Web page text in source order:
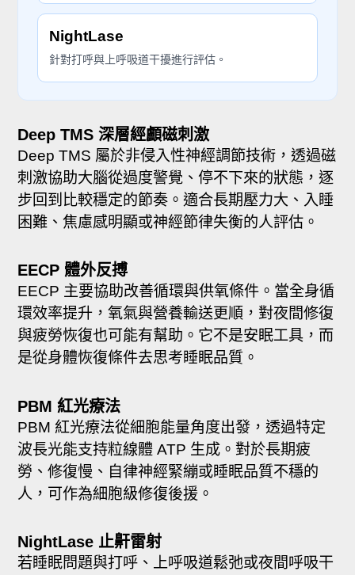
NightLase
針對打呼與上呼吸道干擾進行評估。
Deep TMS 深層經顱磁刺激
Deep TMS 屬於非侵入性神經調節技術，透過磁
刺激協助大腦從過度警覺、停不下來的狀態，逐
步回到比較穩定的節奏。適合長期壓力大、入睡
困難、焦慮感明顯或神經節律失衡的人評估。
EECP 體外反搏
EECP 主要協助改善循環與供氧條件。當全身循
環效率提升，氧氣與營養輸送更順，對夜間修復
與疲勞恢復也可能有幫助。它不是安眠工具，而
是從身體恢復條件去思考睡眠品質。
PBM 紅光療法
PBM 紅光療法從細胞能量角度出發，透過特定
波長光能支持粒線體 ATP 生成。對於長期疲
勞、修復慢、自律神經緊繃或睡眠品質不穩的
人，可作為細胞級修復後援。
NightLase 止鼾雷射
若睡眠問題與打呼、上呼吸道鬆弛或夜間呼吸干